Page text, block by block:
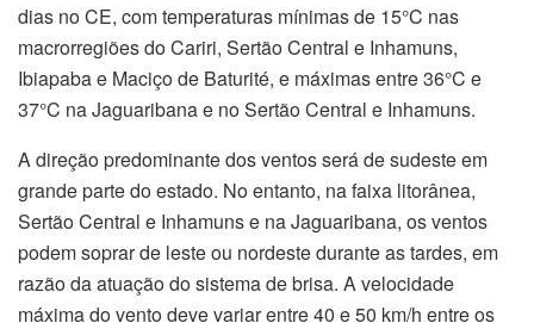
dias no CE, com temperaturas mínimas de 15°C nas
macrorregiões do Cariri, Sertão Central e Inhamuns,
Ibiapaba e Maciço de Baturité, e máximas entre 36°C e
37°C na Jaguaribana e no Sertão Central e Inhamuns.
A direção predominante dos ventos será de sudeste em
grande parte do estado. No entanto, na faixa litorânea,
Sertão Central e Inhamuns e na Jaguaribana, os ventos
podem soprar de leste ou nordeste durante as tardes, em
razão da atuação do sistema de brisa. A velocidade
máxima do vento deve variar entre 40 e 50 km/h entre os